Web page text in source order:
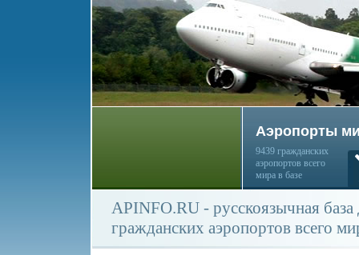
Аэропорты
9439 гражданских
аэропортов всего
мира в базе
APINFO.RU - русскоязычная
гражданских аэропортов всего